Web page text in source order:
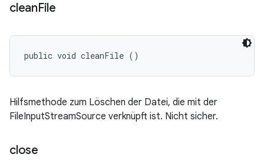
cleanFile
public void cleanFile ()
Hilfsmethode zum Löschen der Datei, die mit der
FileInputStreamSource verknüpft ist. Nicht sicher.
close